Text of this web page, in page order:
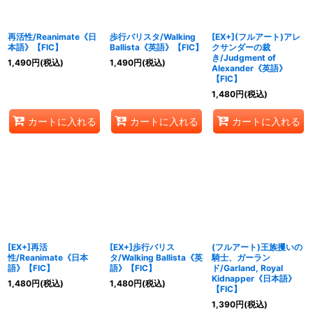
再活性/Reanimate《日
本語》【FIC】
1,490円(税込)
カートに入れる
歩行バリスタ/Walking
Ballista《英語》【FIC】
1,490円(税込)
カートに入れる
[EX+](フルアート)アレ
クサンダーの裁
き/Judgment of
Alexander《英語》
【FIC】
1,480円(税込)
カートに入れる
[EX+]再活
性/Reanimate《日本
語》【FIC】
1,480円(税込)
[EX+]歩行バリス
タ/Walking Ballista《英
語》【FIC】
1,480円(税込)
(フルアート)王族攫いの
騎士、ガーラン
ド/Garland, Royal
Kidnapper《日本語》
【FIC】
1,390円(税込)